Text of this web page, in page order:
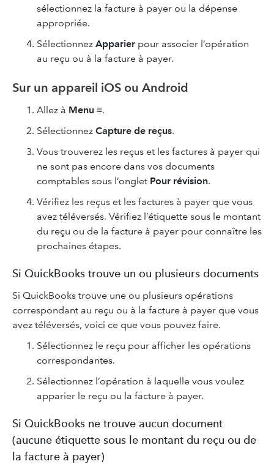
sélectionnez la facture à payer ou la dépense
appropriée.
Sélectionnez Apparier pour associer l’opération
au reçu ou à la facture à payer.
Sur un appareil iOS ou Android
Allez à Menu ≡.
Sélectionnez Capture de reçus.
Vous trouverez les reçus et les factures à payer qui
ne sont pas encore dans vos documents
comptables sous l’onglet Pour révision.
Vérifiez les reçus et les factures à payer que vous
avez téléversés. Vérifiez l’étiquette sous le montant
du reçu ou de la facture à payer pour connaître les
prochaines étapes.
Si QuickBooks trouve un ou plusieurs documents
Si QuickBooks trouve une ou plusieurs opérations
correspondant au reçu ou à la facture à payer que vous
avez téléversés, voici ce que vous pouvez faire.
Sélectionnez le reçu pour afficher les opérations
correspondantes.
Sélectionnez l’opération à laquelle vous voulez
apparier le reçu ou la facture à payer.
Si QuickBooks ne trouve aucun document
(aucune étiquette sous le montant du reçu ou de
la facture à payer)